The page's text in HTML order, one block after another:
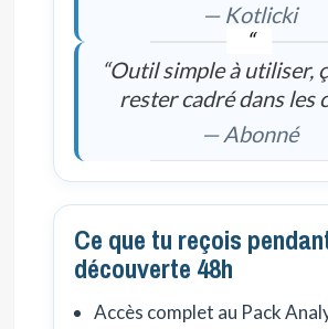
— Kotlicki
“Outil simple à utiliser,
rester cadré dans les
— Abonné
Ce que tu reçois
découverte 48h
Accès complet au Pack